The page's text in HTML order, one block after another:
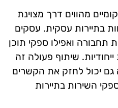
מהווים דרך מצוינת
בתיירות עסקית. עסקים
תחבורה ואפילו ספקי תוכן
ייחודיות. שיתוף פעולה זה
גם יכול לחזק את הקשרים
השירות בתיירות